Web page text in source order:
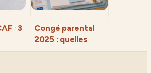
: 3
4
Congé parental
2025 : quelles
conditions, quelle